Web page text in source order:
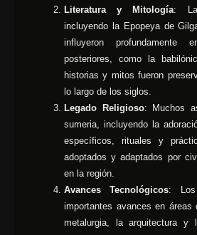
Literatura y Mitología: La
incluyendo la Epopeya de
influyeron profundamente
posteriores, como la
historias y mitos fueron
lo largo de los siglos.
Legado Religioso: Muchos
sumeria, incluyendo la
específicos, rituales y
adoptados y adaptados por
en la región.
Avances Tecnológicos: Los
importantes avances en
metalurgia, la arquitectura y